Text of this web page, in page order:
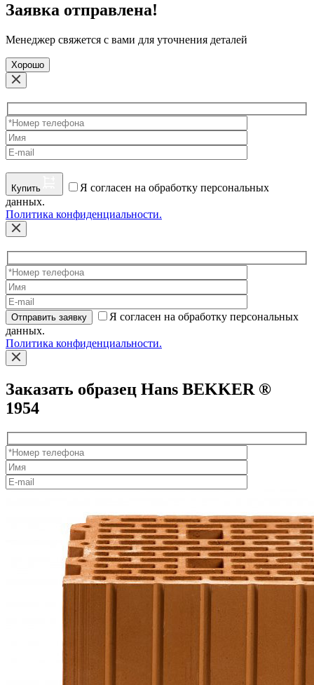
Заявка отправлена!
Менеджер свяжется с вами для уточнения деталей
Хорошо
Купить
Я согласен на обработку персональных
данных.
Политика конфиденциальности.
Отправить заявку
Я согласен на обработку персональных
данных.
Политика конфиденциальности.
Заказать образец Hans BEKKER ®
1954